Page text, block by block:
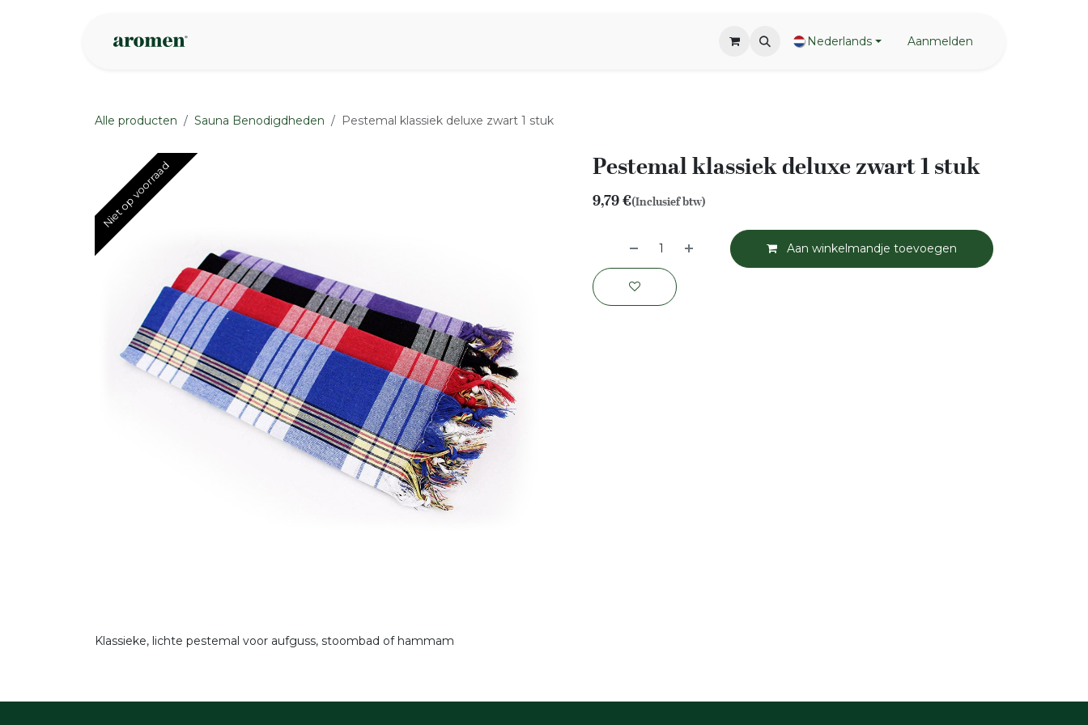
Nederlands Aanmelden
Alle producten Sauna Benodigdheden Pestemal klassiek deluxe zwart 1 stuk
Niet op voorraad Pestemal klassiek deluxe zwart 1 stuk
9,79€(Inclusief btw)
Aan winkelmandje toevoegen
Klassieke, lichte pestemal voor aufguss, stoombad of hammam